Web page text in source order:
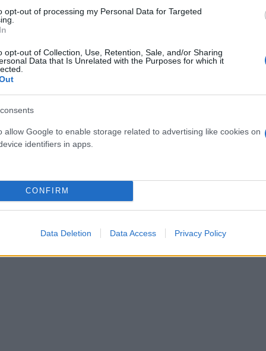
opt-out of processing my Personal Data for Targeted
opt-out of Collection, Use, Retention, Sale, and/or Sharing
Data that Is Unrelated with the Purposes for which it
allow Google to enable storage related to advertising like cookies on
identifiers in apps.
CONFIRM
Data Deletion Data Access Privacy Policy
θα έχουν τη δυνατότητα από αύριο να
Με επικεφαλής τον
πολιτικό γραφείο, με τους τομεάρχες να
οργανωτικά θα δημιουργηθεί και η ομάδα που θα
αλλά και σε συνεργασία με την Επιτροπή και
Στέλιος Αποστόλου, η Ελένη Σταυρακάκη, η
Χαλαζωνίτης, με συντονιστή τον Γιώργο
online διαβουλεύσεις, ψηφοφορίες και κομματικά
χαρακτήρα του νέου φορέα και τη συμμετοχή
διευκολύνεται ο συντονισμός δράσης και οι